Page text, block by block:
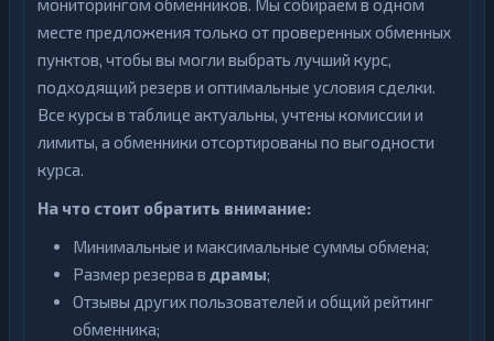
мониторингом обменников. Мы собираем в одном
месте предложения только от проверенных обменных
пунктов, чтобы вы могли выбрать лучший курс,
подходящий резерв и оптимальные условия сделки.
Все курсы в таблице актуальны, учтены комиссии и
лимиты, а обменники отсортированы по выгодности
курса.
На что стоит обратить внимание:
Минимальные и максимальные суммы обмена;
Размер резерва в драмы;
Отзывы других пользователей и общий рейтинг
обменника;